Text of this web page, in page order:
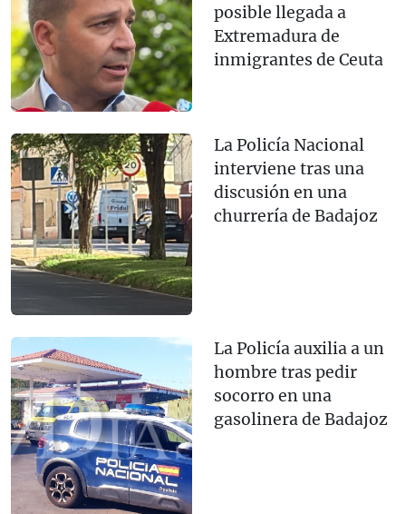
posible llegada a
Extremadura de
inmigrantes de Ceuta
La Policía Nacional
interviene tras una
discusión en una
churrería de Badajoz
La Policía auxilia a un
hombre tras pedir
socorro en una
gasolinera de Badajoz